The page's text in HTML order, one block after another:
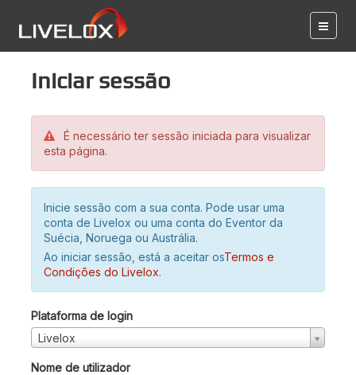
Iniciar sessão
É necessário ter sessão iniciada para visualizar
esta página.
Inicie sessão com a sua conta. Pode usar uma
conta de Livelox ou uma conta do Eventor da
Suécia, Noruega ou Austrália.
Ao iniciar sessão, está a aceitar osTermos e
Condições do Livelox.
Plataforma de login
Livelox
Nome de utilizador